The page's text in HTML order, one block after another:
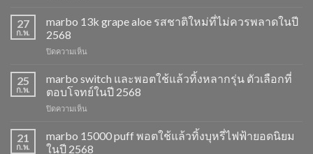
15k
ราคา
พอต
แล้ว
ทิ้ง
เลือก
นิยม
สำหรับ
27
ก.พ.
marbo 13k grape aloe รสชาติใหม่ที่ไม่ควรพลาดในปี
2568
ปิดความเห็น
13k
grape
aloe
รสชาติ
ที่
ไม่
25
ก.พ.
marbo switch และพอตใช้แล้วทิ้งหลากรุ่น ตัวเลือกที่
ตอบโจทย์ในปี 2568
ปิดความเห็น
switch
และ
21
ก.พ.
marbo 15000 puff พอตใช้แล้วทิ้งบุหรี่ไฟฟ้ายอดนิยม
ในปี 2568